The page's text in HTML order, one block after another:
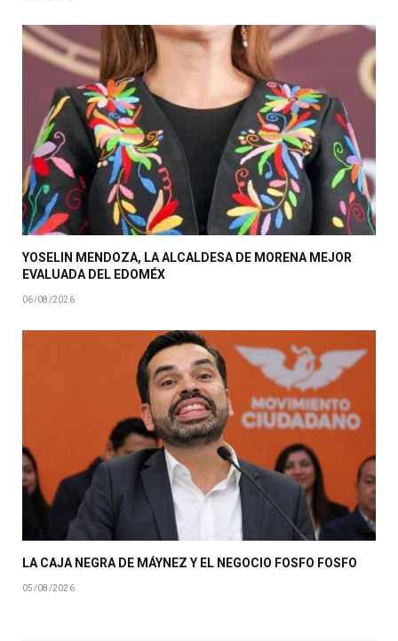
YOSELIN MENDOZA, LA ALCALDESA DE MORENA MEJOR
EVALUADA DEL EDOMÉX
06/08/2026
LA CAJA NEGRA DE MÁYNEZ Y EL NEGOCIO FOSFO FOSFO
05/08/2026